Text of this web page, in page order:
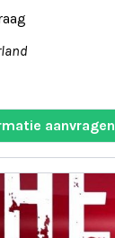
aanvragen